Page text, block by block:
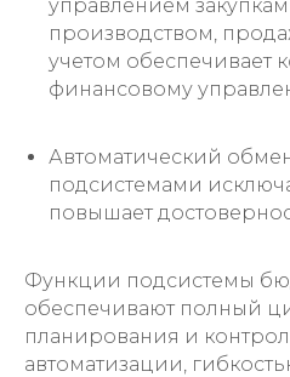
управлением
производством,
учетом обеспечивает
финансовому
Автоматический
подсистемами
повышает
Функции подсистемы
обеспечивают полный
планирования и
автоматизации,